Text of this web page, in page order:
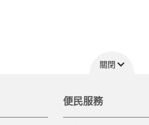
關閉
便民服務